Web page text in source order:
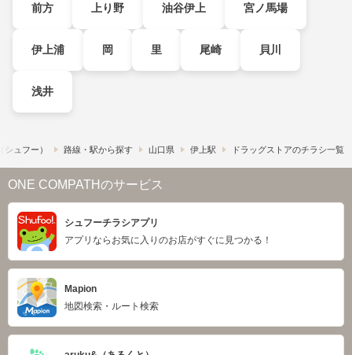
前方 上り野 油谷伊上 宮ノ馬場
伊上浦 岡 里 尾崎 貝川
浅井
ュフー） 路線・駅から探す 山口県 伊上駅 ドラッグストアのチラシ一覧
ONE COMPATHのサービス
シュフーチラシアプリ
アプリならお気に入りのお店がすぐに見つかる！
Mapion
地図検索・ルート検索